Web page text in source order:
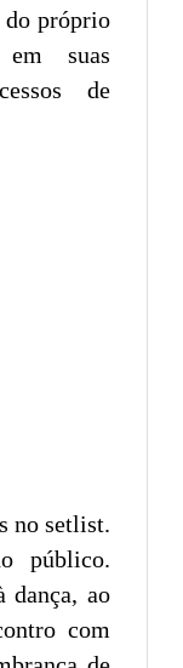
do próprio
suas
de
no setlist.
público.
dança, ao
com